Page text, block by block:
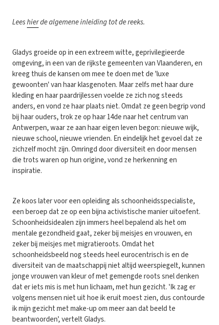
Leeshierde algemene inleiding tot de reeks.
Gladys groeide op in een extreem witte, geprivilegieerde
omgeving, in een van de rijkste gemeenten van Vlaanderen, en
kreeg thuis de kansen om mee te doen met de 'luxe
gewoonten' van haar klasgenoten. Maar zelfs met haar dure
kleding en haar paardrijlessen voelde ze zich nog steeds
anders, en vond ze haar plaats niet. Omdat ze geen begrip vond
bij haar ouders, trok ze op haar 14de naar het centrum van
Antwerpen, waar ze aan haar eigen leven begon: nieuwe wijk,
nieuwe school, nieuwe vrienden. En eindelijk het gevoel dat ze
zichzelf mocht zijn. Omringd door diversiteit en door mensen
die trots waren op hun origine, vond ze herkenning en
inspiratie.
Ze koos later voor een opleiding als schoonheidsspecialiste,
een beroep dat ze op een bijna activistische manier uitoefent.
Schoonheidsidealen zijn immers heel bepalend als het om
mentale gezondheid gaat, zeker bij meisjes en vrouwen, en
zeker bij meisjes met migratieroots. Omdat het
schoonheidsbeeld nog steeds heel eurocentrisch is en de
diversiteit van de maatschappij niet altijd weerspiegelt, kunnen
jonge vrouwen van kleur of met gemengde roots snel denken
dat er iets mis is met hun lichaam, met hun gezicht. 'Ik zag er
volgens mensen niet uit hoe ik eruit moest zien, dus contourde
ik mijn gezicht met make-up om meer aan dat beeld te
beantwoorden', vertelt Gladys.